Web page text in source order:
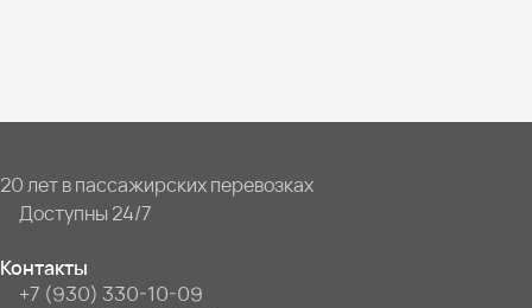
20 лет в пассажирских перевозках
Доступны 24/7
Контакты
+7 (930) 330-10-09